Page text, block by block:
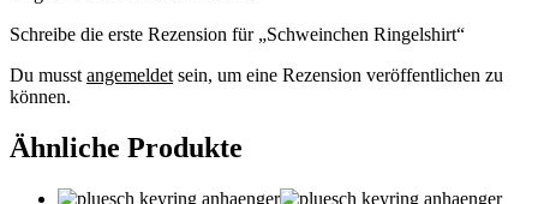
Schreibe die erste Rezension für „Schweinchen Ringelshirt“
Du musst angemeldet sein, um eine Rezension veröffentlichen zu
können.
Ähnliche Produkte